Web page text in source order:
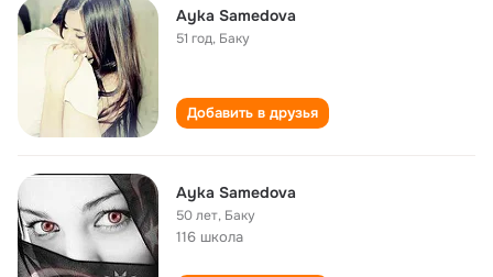
Ayka Samedova
51 год, Баку
Добавить в друзья
Ayka Samedova
50 лет, Баку
116 школа